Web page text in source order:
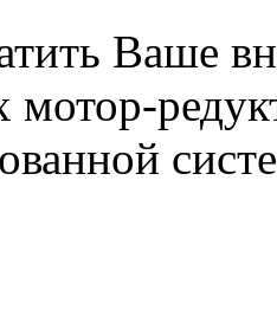
Ваше
мотор-